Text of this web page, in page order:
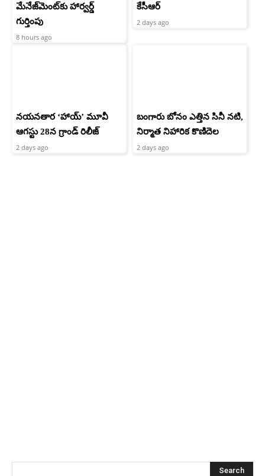
మేనేజ్‌మెంట్‌కు హార్వర్డ్‌
గుర్తింపు
8 hours ago
కేసీఆర్
2 days ago
నయనతార ‘హాయ్’ మూవీ
ఆగస్టు 28న గ్రాండ్ రిలీజ్
2 days ago
బంగారు బోనం ఎత్తిన సినీ నటి,
నిర్మాత నిహారిక కొణిదెల
2 days ago
Search